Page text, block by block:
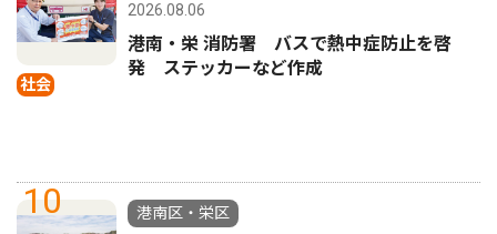
社会
2026.08.06
港南・栄 消防署 バスで熱中症防止を啓
発 ステッカーなど作成
10
港南区・栄区